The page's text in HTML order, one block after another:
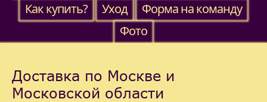
Как купить?
Уход
Форма на команду
Фото
Доставка по Москве и
Московской области